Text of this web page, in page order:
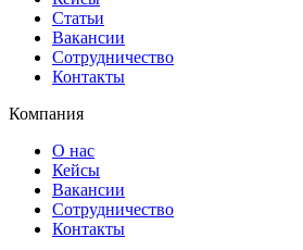
Статьи
Вакансии
Сотрудничество
Контакты
Компания
О нас
Кейсы
Вакансии
Сотрудничество
Контакты